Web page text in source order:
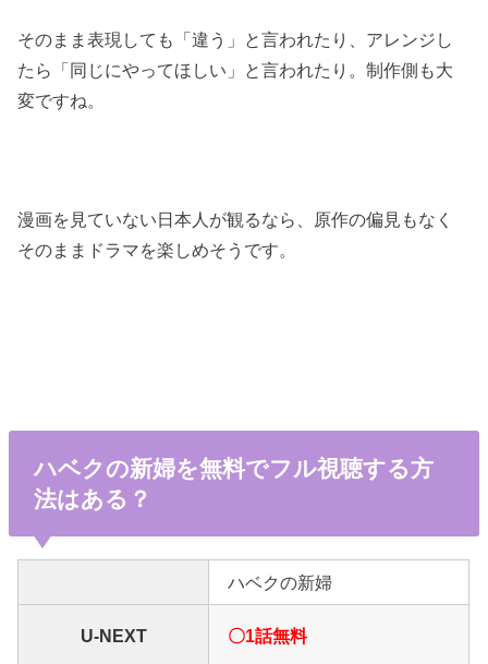
そのまま表現しても「違う」と言われたり、アレンジし
たら「同じにやってほしい」と言われたり。制作側も大
変ですね。
漫画を見ていない日本人が観るなら、原作の偏見もなく
そのままドラマを楽しめそうです。
ハベクの新婦を無料でフル視聴する方
法はある？
ハベクの新婦
U-NEXT 〇1話無料